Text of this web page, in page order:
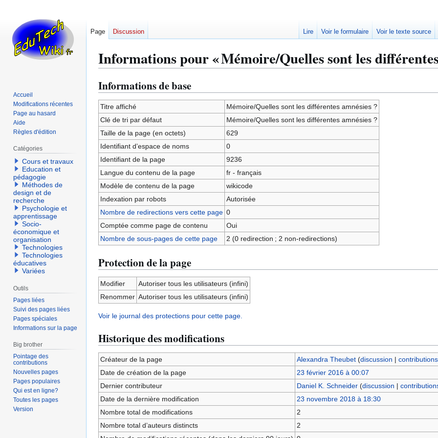
Informations pour « Mémoire/Quelles sont les
Aller
à
la
navigation
Aller
à
la
recherche
Informations de base
Titre affiché
Mémoire/Quelles sont les différentes amnésies ?
Clé de tri par défaut
Mémoire/Quelles sont les différentes amnésies ?
Taille de la page (en octets)
629
Identifiant dʼespace de noms
0
Identifiant de la page
9236
Langue du contenu de la page
fr - français
Modèle de contenu de la page
wikicode
Indexation par robots
Autorisée
Nombre de redirections vers cette page 0
Comptée comme page de contenu
Oui
Nombre de sous-pages de cette page
2 (0 redirection ; 2 non-redirections)
Protection de la page
Modifier
Autoriser tous les utilisateurs (infini)
Renommer Autoriser tous les utilisateurs (infini)
Voir le journal des protections pour cette page.
Historique des modifications
Créateur de la page Alexandra Theubet (discussion | contributions
Date de création de la page
23 février 2016 à 00:07
Dernier contributeur
Daniel K. Schneider (discussion |
Date de la dernière modification
23 novembre 2018 à 18:30
Nombre total de modifications
2
Nombre total d’auteurs distincts
2
Page Discussion Lire Voir le formulaire Voir le texte source
Accueil
Modifications récentes
Page au hasard
Aide
Règles d'édition
Catégories
Cours et travaux
Education et
pédagogie
Méthodes de
design et de
recherche
Psychologie et
apprentissage
Socio-
économique et
organisation
Technologies
Technologies
éducatives
Variées
Outils
Pages liées
Suivi des pages liées
Pages spéciales
Informations sur la page
Big brother
Pointage des
contributions
Nouvelles pages
Pages populaires
Qui est en ligne?
Toutes les pages
Version